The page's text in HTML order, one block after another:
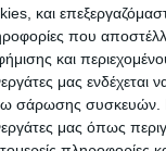
και
που
και
μας ενδέχεται
σάρωσης συσκευών.
μας όπως
να
ότι
την